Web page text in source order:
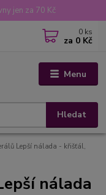
jen za 70 Kč
Menu
Hledat
0 ks
za 0 Kč
Lepší nálada - křišťál,
nálada